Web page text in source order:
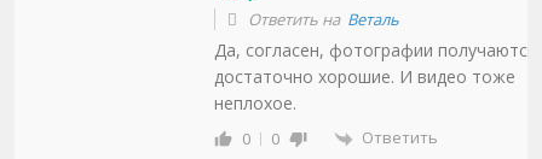
Ответить на Веталь
Да, согласен, фотографии получаются
достаточно хорошие. И видео тоже
неплохое.
0 0 Ответить